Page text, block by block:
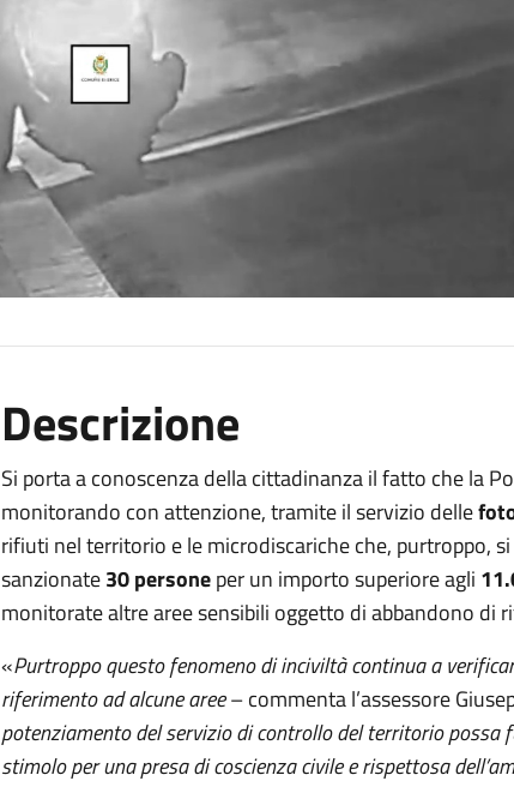
Descrizione
Si porta a conoscenza della cittadinanza il fatto che la
monitorando con attenzione, tramite il servizio delle
rifiuti nel territorio e le microdiscariche che, purtroppo,
sanzionate30 personeper un importo superiore agli
monitorate altre aree sensibili oggetto di abbandono di
«Purtroppo questo fenomeno di inciviltà continua a
riferimento ad alcune aree– commenta l’assessore
potenziamento del servizio di controllo del territorio possa
stimolo per una presa di coscienza civile e rispettosa